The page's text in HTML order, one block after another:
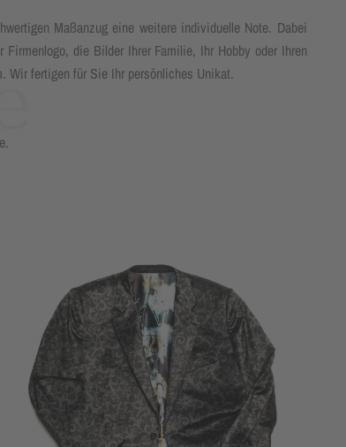
Maßanzug eine weitere individuelle Note. Dabei
die Bilder Ihrer Familie, Ihr Hobby oder Ihren
Wir fertigen für Sie Ihr persönliches Unikat.